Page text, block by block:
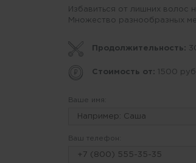
Избавиться от лишних волос
Множество разнообразных
Продолжительность:
Стоимость от: 1500 руб.
Ваше имя:
Ваш телефон: